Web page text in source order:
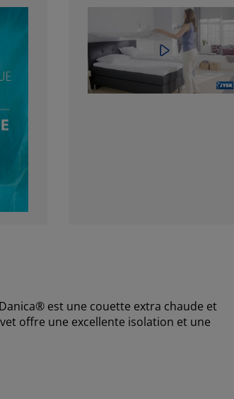
est une couette extra chaude et
offre une excellente isolation et une